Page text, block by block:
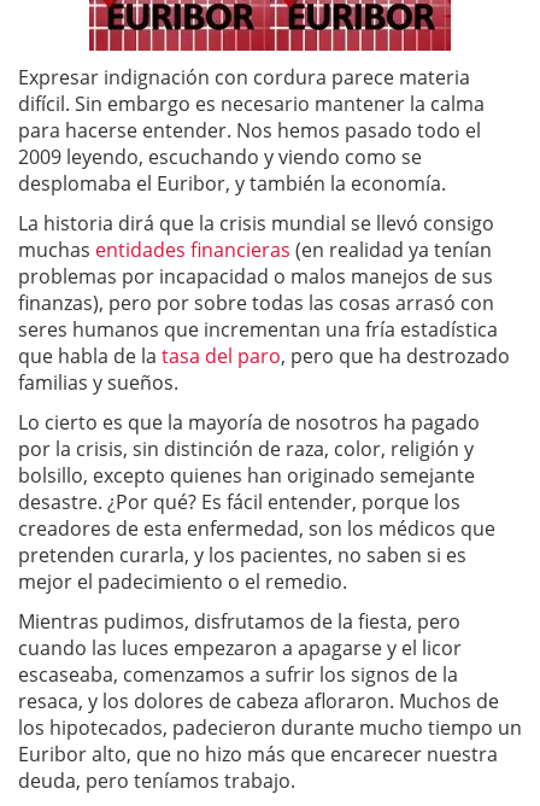
Expresar indignación con cordura parece materia
difícil. Sin embargo es necesario mantener la calma
para hacerse entender. Nos hemos pasado todo el
2009 leyendo, escuchando y viendo como se
desplomaba el Euribor, y también la economía.
La historia dirá que la crisis mundial se llevó consigo
muchas entidades financieras (en realidad ya tenían
problemas por incapacidad o malos manejos de sus
finanzas), pero por sobre todas las cosas arrasó con
seres humanos que incrementan una fría estadística
que habla de la tasa del paro, pero que ha destrozado
familias y sueños.
Lo cierto es que la mayoría de nosotros ha pagado
por la crisis, sin distinción de raza, color, religión y
bolsillo, excepto quienes han originado semejante
desastre. ¿Por qué? Es fácil entender, porque los
creadores de esta enfermedad, son los médicos que
pretenden curarla, y los pacientes, no saben si es
mejor el padecimiento o el remedio.
Mientras pudimos, disfrutamos de la fiesta, pero
cuando las luces empezaron a apagarse y el licor
escaseaba, comenzamos a sufrir los signos de la
resaca, y los dolores de cabeza afloraron. Muchos de
los hipotecados, padecieron durante mucho tiempo un
Euribor alto, que no hizo más que encarecer nuestra
deuda, pero teníamos trabajo.